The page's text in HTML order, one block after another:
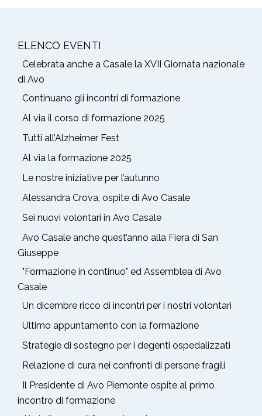
ELENCO EVENTI
Celebrata anche a Casale la XVII Giornata nazionale
di Avo
Continuano gli incontri di formazione
Al via il corso di formazione 2025
Tutti all’Alzheimer Fest
Al via la formazione 2025
Le nostre iniziative per l’autunno
Alessandra Crova, ospite di Avo Casale
Sei nuovi volontari in Avo Casale
Avo Casale anche quest’anno alla Fiera di San
Giuseppe
"Formazione in continuo" ed Assemblea di Avo
Casale
Un dicembre ricco di incontri per i nostri volontari
Ultimo appuntamento con la formazione
Strategie di sostegno per i degenti ospedalizzati
Relazione di cura nei confronti di persone fragili
Il Presidente di Avo Piemonte ospite al primo
incontro di formazione